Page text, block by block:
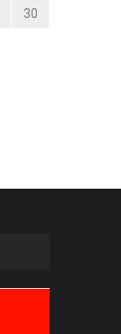
30